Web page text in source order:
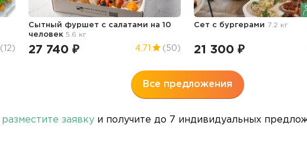
(12)
Сытный фуршет с салатами на 10
человек5.6 кг
27 740 ₽ 4.71 (50)
Сет с бургерами 7.2 кг
21 300 ₽
Все предложения
разместите заявку и получите до 7 индивидуальных